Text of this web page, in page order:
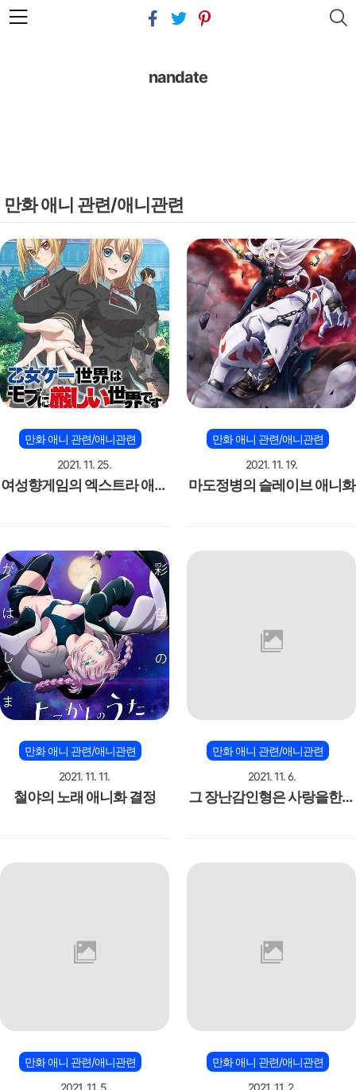
본문 바로가기
nandate
만화 애니 관련/애니관련
만화 애니 관련/애니관련
2021. 11. 25.
여성향게임의 엑스트라 애니
만화 애니 관련/애니관련
2021. 11. 19.
마도정병의 슬레이브 애니화
만화 애니 관련/애니관련
2021. 11. 11.
철야의 노래 애니화 결정
만화 애니 관련/애니관련
2021. 11. 6.
그 장난감인형은 사랑을한다
만화 애니 관련/애니관련
만화 애니 관련/애니관련